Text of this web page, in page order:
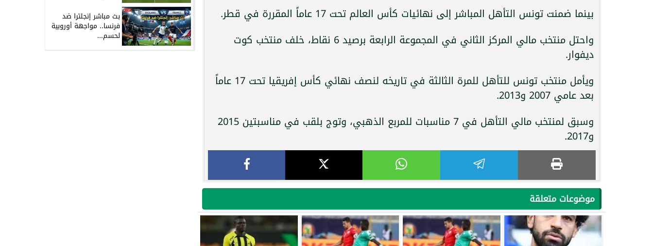
بينما ضمنت تونس التأهل المباشر إلى نهائيات كأس العالم تحت 17 عاماً المقررة في قطر.
واحتل منتخب مالي المركز الثاني في المجموعة الرابعة برصيد 6 نقاط، خلف منتخب كوت
ديفوار.
ويأمل منتخب تونس للتأهل للمرة الثالثة في تاريخه لنصف نهائي كأس إفريقيا تحت 17 عاماً
بعد عامي 2007 و2013.
وسبق لمنتخب مالي التأهل في 7 مناسبات للمربع الذهبي، وتوج بلقب في مناسبتين 2015
و2017.
موضوعات متعلقة
بث مباشر إنجلترا ضد
فرنسا.. مواجهة أوروبية
لحسم...